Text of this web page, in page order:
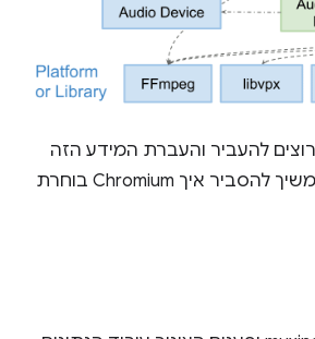
להעביר והעברת המידע הזה
בצורה יעילה. כדי להקל על הקריאה, אתחיל בהסבר על העברה יעילה ואז אמשיך להסביר איך Chromium בוחרת